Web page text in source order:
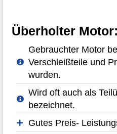
Überholter Motor:
Gebrauchter Motor
Verschleißteile und
wurden.
Wird oft auch als
bezeichnet.
Gutes Preis-